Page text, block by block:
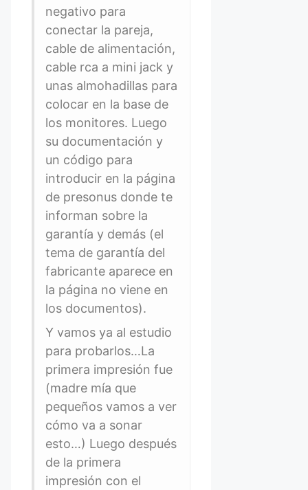
negativo para
conectar la pareja,
cable de alimentación,
cable rca a mini jack y
unas almohadillas para
colocar en la base de
los monitores. Luego
su documentación y
un código para
introducir en la página
de presonus donde te
informan sobre la
garantía y demás (el
tema de garantía del
fabricante aparece en
la página no viene en
los documentos).
Y vamos ya al estudio
para probarlos…La
primera impresión fue
(madre mía que
pequeños vamos a ver
cómo va a sonar
esto…) Luego después
de la primera
impresión con el